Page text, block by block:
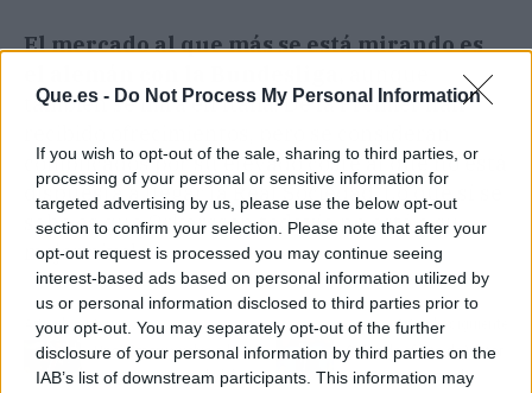
Que.es - Do Not Process My Personal Information
If you wish to opt-out of the sale, sharing to third parties, or
processing of your personal or sensitive information for
targeted advertising by us, please use the below opt-out
section to confirm your selection. Please note that after your
opt-out request is processed you may continue seeing
interest-based ads based on personal information utilized by
us or personal information disclosed to third parties prior to
your opt-out. You may separately opt-out of the further
disclosure of your personal information by third parties on the
IAB’s list of downstream participants. This information may
El mercado al que más se está mirando es
también se mira en Italia. De la Premier han
complicados por su elevado coste al que no está
dispuesta a llegar la Real Sociedad. Lo que sí se
sabe es que Orkarsson todavía no está a su
mejor nivel.
Artículo anterior
Unai Emery vuelve a la
carga por un crack del
Artículo siguiente
Golpe de efecto de Víctor
Orta tras caerse el